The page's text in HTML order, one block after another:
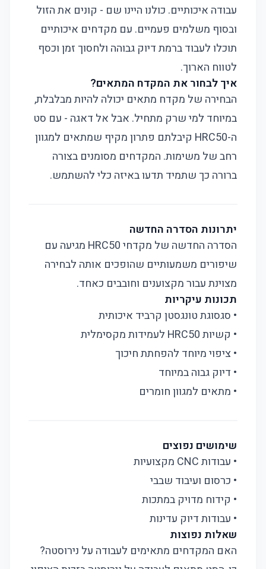
עבודה איכותיים. כולנו היינו שם - קונים את הזול
ובסוף משלמים פעמיים. עם מקדחים איכותיים
תוכלו לעבוד ברמת דיוק גבוהה ולחסוך זמן וכסף
לטווח הארוך.
איך לבחור את המקדח המתאים?
הבחירה של מקדח מתאים יכולה להיות מבלבלת,
במיוחד למי שרק מתחיל. אבל אל דאגה - עם סט
ה-HRC50 קיבלתם פתרון מקיף שמתאים למגוון
רחב של משימות. המקדחים מסומנים בצורה
ברורה כך שתמיד תדעו באיזה כלי להשתמש.
יתרונות הסדרה החדשה
הסדרה החדשה של מקדחי HRC50 מגיעה עם
שיפורים משמעותיים שהופכים אותה לבחירה
מצוינת עבור מקצוענים וחובבים כאחד.
תכונות עיקריות
• סגסוגת טונגסטן קרביד איכותית
• קשיות HRC50 לעמידות מקסימלית
• ציפוי מיוחד להפחתת חיכוך
• דיוק גבוה במיוחד
• מתאים למגוון חומרים
שימושים נפוצים
• עבודות CNC מקצועיות
• כרסום ועיבוד שבבי
• קידוח מדויק במתכות
• עבודות דיוק עדינות
שאלות נפוצות
האם המקדחים מתאימים לעבודה על נירוסטה?